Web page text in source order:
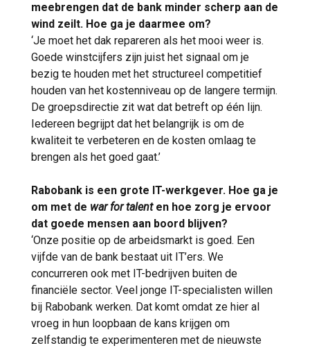
meebrengen dat de bank minder scherp aan de
wind zeilt. Hoe ga je daarmee om?
‘Je moet het dak repareren als het mooi weer is.
Goede winstcijfers zijn juist het signaal om je
bezig te houden met het structureel competitief
houden van het kostenniveau op de langere termijn.
De groepsdirectie zit wat dat betreft op één lijn.
Iedereen begrijpt dat het belangrijk is om de
kwaliteit te verbeteren en de kosten omlaag te
brengen als het goed gaat.’
Rabobank is een grote IT-werkgever. Hoe ga je
om met de war for talent en hoe zorg je ervoor
dat goede mensen aan boord blijven?
‘Onze positie op de arbeidsmarkt is goed. Een
vijfde van de bank bestaat uit IT’ers. We
concurreren ook met IT-bedrijven buiten de
financiële sector. Veel jonge IT-specialisten willen
bij Rabobank werken. Dat komt omdat ze hier al
vroeg in hun loopbaan de kans krijgen om
zelfstandig te experimenteren met de nieuwste